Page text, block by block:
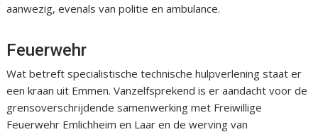
aanwezig, evenals van politie en ambulance.
Feuerwehr
Wat betreft specialistische technische hulpverlening staat er
een kraan uit Emmen. Vanzelfsprekend is er aandacht voor de
grensoverschrijdende samenwerking met Freiwillige
Feuerwehr Emlichheim en Laar en de werving van